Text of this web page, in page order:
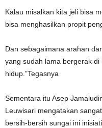
Kalau misalkan kita jeli bisa
bisa menghasilkan propit
Dan sebagaimana arahan
yang sudah lama bergerak
hidup.”Tegasnya
Sementara itu Asep
Leuwisari mengatakan
bersih-bersih sungai ini